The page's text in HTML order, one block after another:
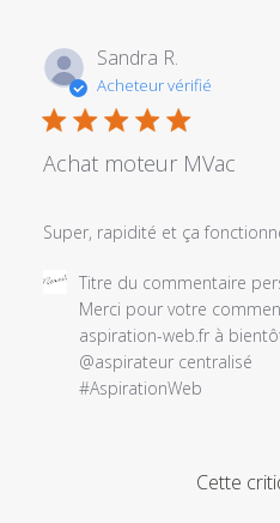
Sandra R.
Acheteur vérifié
Achat moteur MVac
Super, rapidité et ça
Commentaires
propriétaire
magasin
Titre du commentaire
Merci pour votre
aspiration-web.fr à
@aspirateur centralisé
#AspirationWeb
Cette